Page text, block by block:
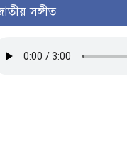
সঙ্গীত